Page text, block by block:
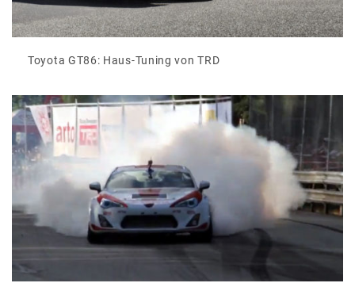
Toyota GT86: Haus-Tuning von TRD